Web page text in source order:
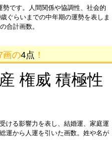
です。人間関係や協調性、社会的
ぐらいまでの中年期の運勢を表しま
合計画数。
画の4点 ！
権威 積極性
ける影響力を表し、結婚運、家庭運
運から人運を引いた画数。姓や名が